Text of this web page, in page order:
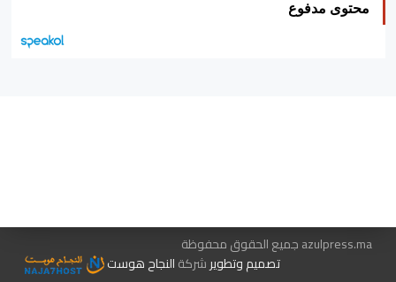
محتوى مدفوع
azulpress.ma جميع الحقوق محفوظة
تصميم وتطويرشركةالنجاح هوست